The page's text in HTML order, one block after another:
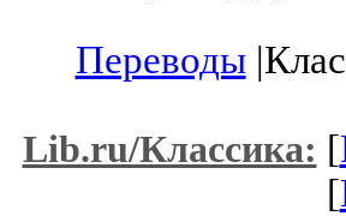
Переводы
Lib.ru/Классика: [
[